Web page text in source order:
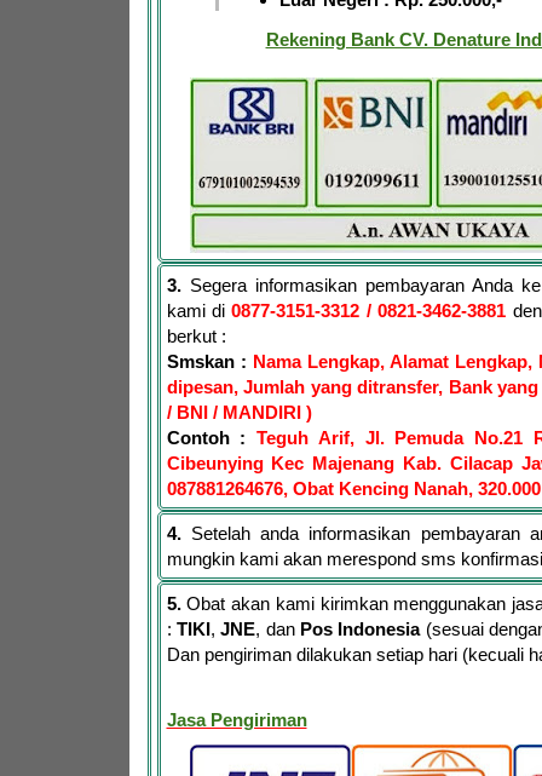
Rekening Bank CV. Denature
3.Segera informasikan pembayaran Anda
kami di0877-3151-3312 / 0821-3462-3881
berkut :
Smskan : Nama Lengkap, Alamat Lengkap,
dipesan, Jumlah yang ditransfer, Bank
/ BNI / MANDIRI )
Contoh : Teguh Arif, Jl. Pemuda No.21
Cibeunying Kec Majenang Kab. Cilacap
087881264676, Obat Kencing Nanah,
4.Setelah anda informasikan pembayaran
mungkin kami akan merespond sms
5.Obat akan kami kirimkan menggunakan
: TIKI,JNE, dan Pos Indonesia(sesuai
Dan pengiriman dilakukan setiap hari (kecuali
Jasa Pengiriman